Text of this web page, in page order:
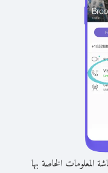
الخاصة بها